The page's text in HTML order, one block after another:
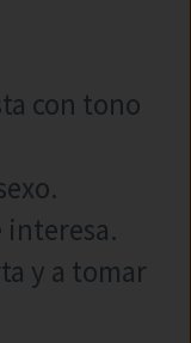
con tono
interesa.
y a tomar